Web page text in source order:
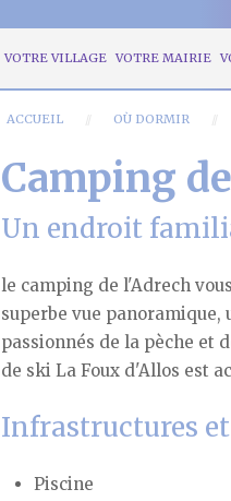
VOTRE VILLAGE VOTRE MAIRIE
ACCUEIL OÙ DORMIR
Camping
Un endroit
le camping de l'Adrech
superbe vue panoramique,
passionnés de la pèche et
de ski La Foux d'Allos est
Infrastructures
Piscine